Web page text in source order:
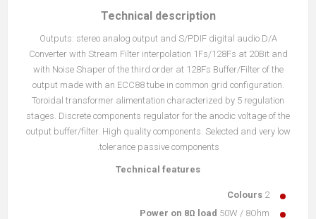
Technical description
Outputs: stereo analog output and S/PDIF digital audio D/A
Converter with Stream Filter interpolation 1Fs/128Fs at 20Bit and
with Noise Shaper of the third order at 128Fs Buffer/Filter of the
output made with an ECC88 tube in common grid configuration.
Toroidal transformer alimentation characterized by 5 regulation
stages. Discrete components regulator for the anodic voltage of the
output buffer/filter. High quality components. Selected and very low
tolerance passive components.
Technical features
Colours 2
Power on 8Ω load 50W / 8Ohm